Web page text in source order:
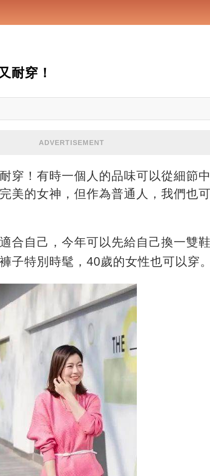
耐穿！
ADVERTISEMENT
穿！有時一個人的品味可以從細節
美的女神，但作為普通人，我們也
合自己，今年可以先給自己換一雙
子特別時髦，40歲的女性也可以穿。